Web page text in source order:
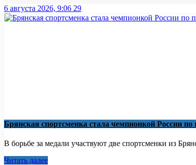
6 августа 2026, 9:06 29
Брянская спортсменка стала чемпионкой России по
В борьбе за медали участвуют две спортсменки из
Читать далее